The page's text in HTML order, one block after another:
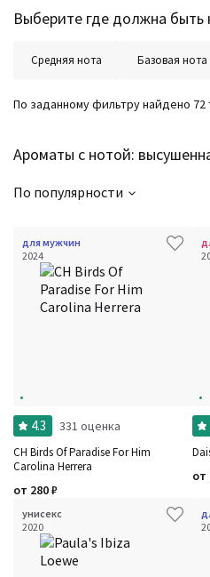
Выберите где должна быть
Средняя нота Базовая нота
Ароматы с нотой:
По заданному фильтру найдено 72
По популярности
для мужчин
2024
4.3 331 оценка
CH Birds Of Paradise For Him
Carolina Herrera
от 280₽
от
унисекс
2020